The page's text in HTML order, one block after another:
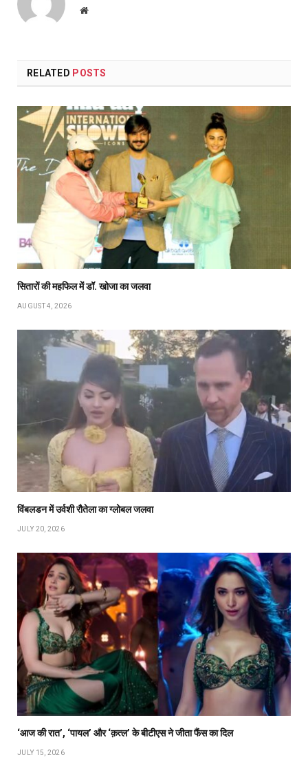
Website
RELATED POSTS
सितारों की महफिल में डॉ. खोजा का जलवा
AUGUST 4, 2026
विंबलडन में उर्वशी रौतेला का ग्लोबल जलवा
JULY 20, 2026
‘आज की रात’, ‘पायल’ और ‘क़त्ल’ के बीटीएस ने जीता फैंस का दिल
JULY 15, 2026